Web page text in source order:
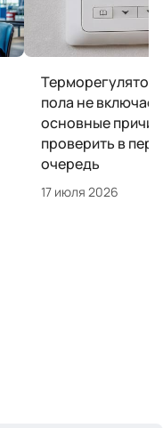
Терморегулятор
пола не
основные
проверить в
очередь
17 июля 2026